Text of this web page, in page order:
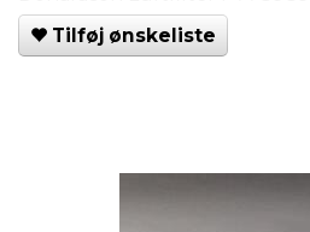
Tilføj ønskeliste